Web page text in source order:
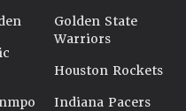
Golden State
Warriors
Houston Rockets
Indiana Pacers